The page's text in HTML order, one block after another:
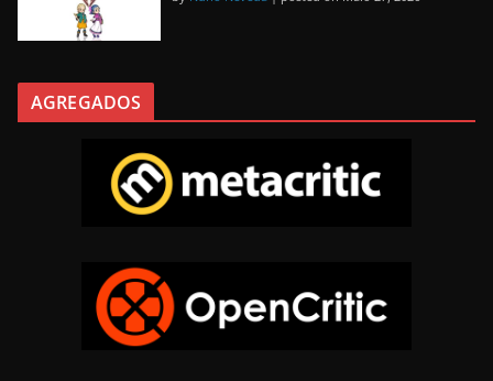
AGREGADOS